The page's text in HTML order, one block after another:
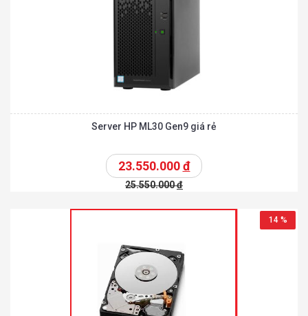
Server HP ML30 Gen9 giá rẻ
23.550.000đ
25.550.000đ
14 %